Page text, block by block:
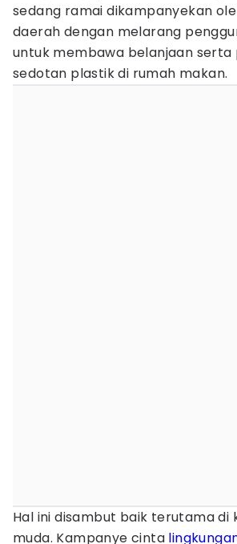
sedang ramai dikampanyekan
daerah dengan melarang
untuk membawa belanjaan serta
sedotan plastik di rumah makan.
Hal ini disambut baik terutama di
muda. Kampanye cinta